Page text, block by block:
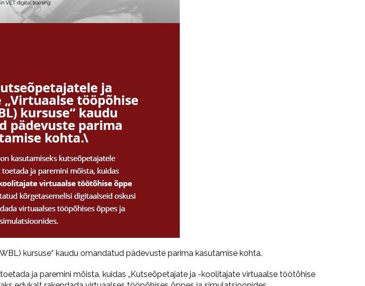
kursuse“ kaudu omandatud pädevuste parima kasutamise kohta.
ja paremini mõista, kuidas „Kutseõpetajate ja -koolitajate virtuaalse töötõhise